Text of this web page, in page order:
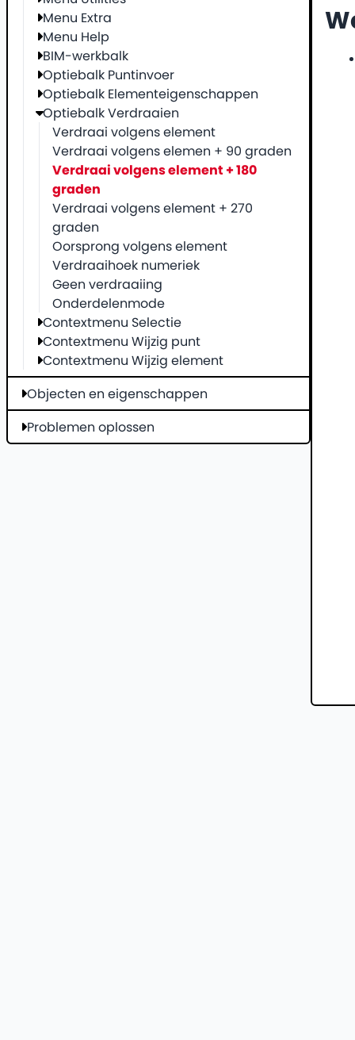
Menu Extra
Menu Help
BIM-werkbalk
Optiebalk Puntinvoer
Optiebalk Elementeigenschappen
Optiebalk Verdraaien
Verdraai volgens element
Verdraai volgens elemen + 90 graden
Verdraai volgens element + 180
graden
Verdraai volgens element + 270
graden
Oorsprong volgens element
Verdraaihoek numeriek
Geen verdraaiing
Onderdelenmode
Contextmenu Selectie
Contextmenu Wijzig punt
Contextmenu Wijzig element
Objecten en eigenschappen
Problemen oplossen